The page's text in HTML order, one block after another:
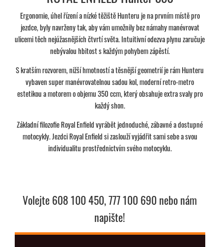
Volejte 608 100 450, 777 100 690 nebo nám
napište!
Ergonomie, úhel řízení a nízké těžiště Hunteru je na prvním místě pro
jezdce, byly navrženy tak, aby vám umožnily bez námahy manévrovat
ulicemi těch nejúžasnějších čtvrtí světa. Intuitivní odezva plynu zaručuje
nebývalou hbitost s každým pohybem zápěstí.
S kratším rozvorem, nižší hmotností a těsnější geometrií je rám Hunteru
vybaven super manévrovatelnou sadou kol, moderní retro-metro
estetikou a motorem o objemu 350 ccm, který obsahuje extra svaly pro
každý shon.
Základní filozofie Royal Enfield vyrábět jednoduché, zábavné a dostupné
motocykly. Jezdci Royal Enfield si zaslouží vyjádřit sami sebe a svou
individualitu prostřednictvím svého motocyklu.